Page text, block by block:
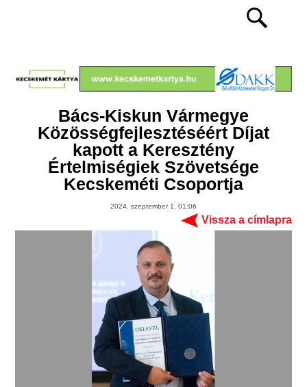
Bács-Kiskun Vármegye
Közösségfejlesztéséért Díjat
kapott a Keresztény
Értelmiségiek Szövetsége
Kecskeméti Csoportja
2024. szeptember 1. 01:06
Vissza a címlapra